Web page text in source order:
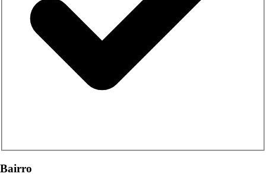
Bairro